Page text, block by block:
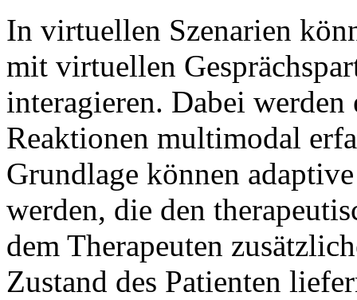
In virtuellen Szenarien
mit virtuellen
interagieren. Dabei
Reaktionen multimodal
Grundlage können
werden, die den
dem Therapeuten
Zustand des Patienten